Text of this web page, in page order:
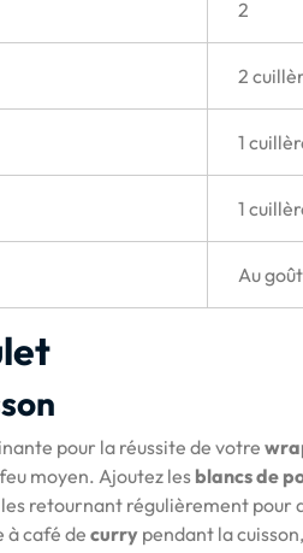
2
2
1
1
Au goût
pour la réussite de votre
moyen. Ajoutez les blancs de
les retournant régulièrement pour
à café de curry pendant la